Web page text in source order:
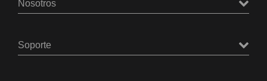
Nosotros
Soporte